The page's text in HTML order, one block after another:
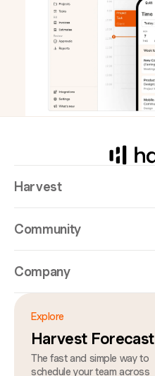
Harvest
Community
Company
Explore
Harvest Forecast
The fast and simple way to
schedule your team across